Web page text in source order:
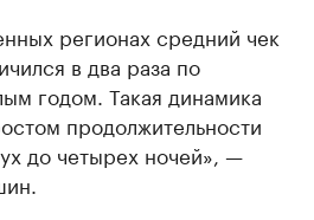
регионах средний чек
в два раза по
годом. Такая динамика
продолжительности
до четырех ночей», —